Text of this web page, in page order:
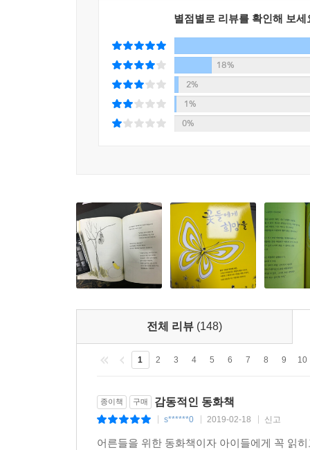
별점별로 리뷰를 확인해 보세
18%
2%
1%
0%
전체 리뷰 (148)
1 2 3 4 5 6 7 8 9 10
종이책 구매 감동적인 동화책
s******0 2019-02-18 신고
어른들을 위한 동화책이자 아이들에게 꼭 읽